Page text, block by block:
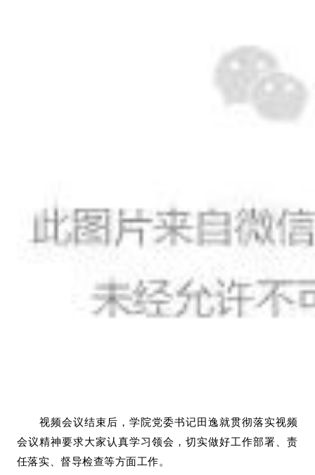
视频会议结束后，学院党委书记田逸就贯彻落实视频
会议精神要求大家认真学习领会，切实做好工作部署、责
任落实、督导检查等方面工作。